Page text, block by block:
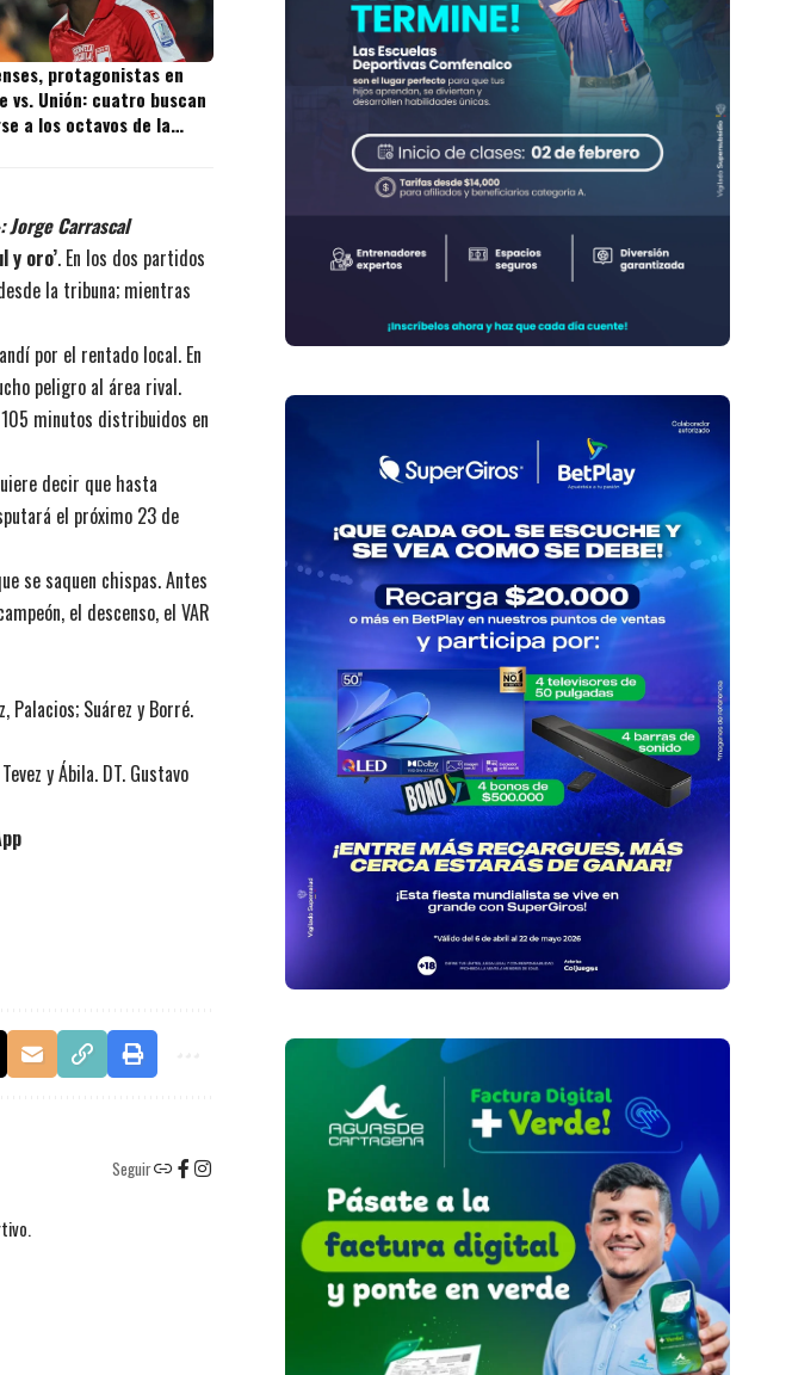
protagonistas en
vs. Unión: cuatro buscan
a los octavos de la
Carrascal
y oro’. En los dos partidos
la tribuna; mientras
por el rentado local. En
peligro al área rival.
minutos distribuidos en
decir que hasta
el próximo 23 de
se saquen chispas. Antes
el descenso, el VAR
Palacios; Suárez y Borré.
y Ábila. DT. Gustavo
Seguir